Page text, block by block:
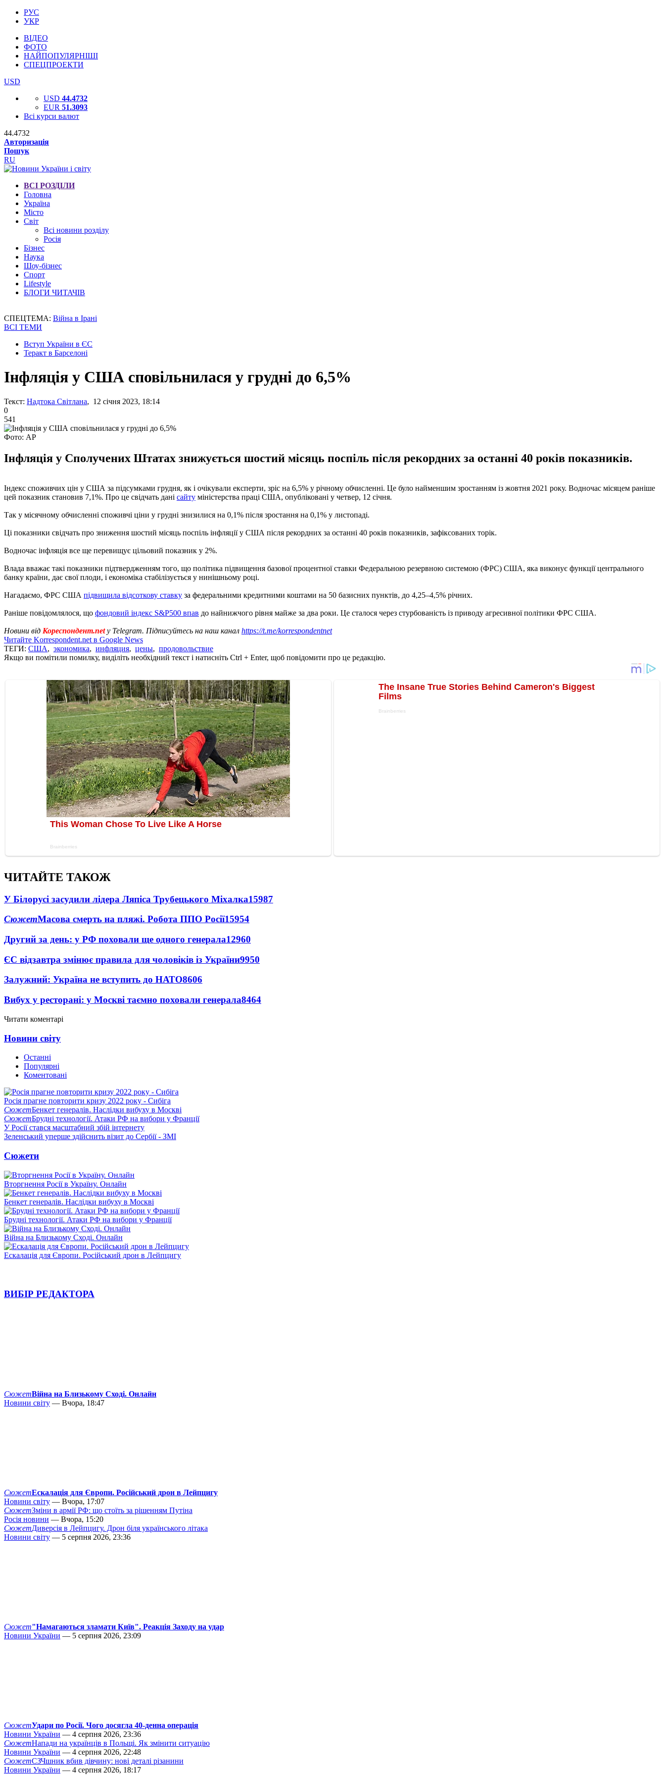
РУС
УКР
ВІДЕО
ФОТО
НАЙПОПУЛЯРНІШІ
СПЕЦПРОЕКТИ
USD
USD 44.4732
EUR 51.3093
Всі курси валют
44.4732
Авторизація
Пошук
RU
ВСІ РОЗДІЛИ
Головна
Україна
Місто
Світ
Всі новини розділу
Росія
Бізнес
Наука
Шоу-бізнес
Спорт
Lifestyle
БЛОГИ ЧИТАЧІВ
СПЕЦТЕМА: Війна в Ірані
ВСІ ТЕМИ
Вступ України в ЄС
Теракт в Барселоні
Інфляція у США сповільнилася у грудні до 6,5%
Текст: Надтока Світлана, 12 січня 2023, 18:14
0
541
Фото: AP
Інфляція у Сполучених Штатах знижується шостий місяць поспіль після рекордних за останні 40 років показників.
Індекс споживчих цін у США за підсумками грудня, як і очікували експерти, зріс на 6,5% у річному обчисленні. Це було найменшим зростанням із жовтня 2021 року. Водночас місяцем раніше
цей показник становив 7,1%. Про це свідчать дані сайту міністерства праці США, опубліковані у четвер, 12 січня.
Так у місячному обчисленні споживчі ціни у грудні знизилися на 0,1% після зростання на 0,1% у листопаді.
Ці показники свідчать про зниження шостий місяць поспіль інфляції у США після рекордних за останні 40 років показників, зафіксованих торік.
Водночас інфляція все ще перевищує цільовий показник у 2%.
Влада вважає такі показники підтвердженням того, що політика підвищення базової процентної ставки Федеральною резервною системою (ФРС) США, яка виконує функції центрального
банку країни, дає свої плоди, і економіка стабілізується у нинішньому році.
Нагадаємо, ФРС США підвищила відсоткову ставку за федеральними кредитними коштами на 50 базисних пунктів, до 4,25–4,5% річних.
Раніше повідомлялося, що фондовий індекс S&P500 впав до найнижчого рівня майже за два роки. Це сталося через стурбованість із приводу агресивної політики ФРС США.
Новини від Кореспондент.netу Telegram. Підписуйтесь на наш канал https://t.me/korrespondentnet
Читайте Korrespondent.net в Google News
ТЕГИ: США, экономика, инфляция, цены, продовольствие
Якщо ви помітили помилку, виділіть необхідний текст і натисніть Ctrl + Enter, щоб повідомити про це редакцію.
ЧИТАЙТЕ ТАКОЖ
У Білорусі засудили лідера Ляпіса Трубецького Міхалка15987
СюжетМасова смерть на пляжі. Робота ППО Росії15954
Другий за день: у РФ поховали ще одного генерала12960
ЄС відзавтра змінює правила для чоловіків із України9950
Залужний: Україна не вступить до НАТО8606
Вибух у ресторані: у Москві таємно поховали генерала8464
Читати коментарі
Новини світу
Останні
Популярні
Коментовані
Росія прагне повторити кризу 2022 року - Сибіга
СюжетБенкет генералів. Наслідки вибуху в Москві
СюжетБрудні технології. Атаки РФ на вибори у Франції
У Росії стався масштабний збій інтернету
Зеленський уперше здійснить візит до Сербії - ЗМІ
Сюжети
Вторгнення Росії в Україну. Онлайн
Бенкет генералів. Наслідки вибуху в Москві
Брудні технології. Атаки РФ на вибори у Франції
Війна на Близькому Сході. Онлайн
Ескалація для Європи. Російський дрон в Лейпцигу
ВИБІР РЕДАКТОРА
СюжетВійна на Близькому Сході. Онлайн
Новини світу — Вчора, 18:47
СюжетЕскалація для Європи. Російський дрон в Лейпцигу
Новини світу — Вчора, 17:07
СюжетЗміни в армії РФ: що стоїть за рішенням Путіна
Росія новини — Вчора, 15:20
СюжетДиверсія в Лейпцигу. Дрон біля українського літака
Новини світу — 5 серпня 2026, 23:36
Сюжет"Намагаються зламати Київ". Реакція Заходу на удар
Новини України — 5 серпня 2026, 23:09
СюжетУдари по Росії. Чого досягла 40-денна операція
Новини України — 4 серпня 2026, 23:36
СюжетНапади на українців в Польщі. Як змінити ситуацію
Новини України — 4 серпня 2026, 22:48
СюжетСЗЧшник вбив дівчину: нові деталі різанини
Новини України — 4 серпня 2026, 18:17